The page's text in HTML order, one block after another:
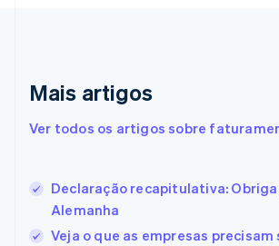
Mais artigos
Ver todos os artigos sobre
Declaração recapitulativa:
Alemanha
Veja o que as empresas precisam
EnglishItaliano
Español English
Estônia
Finlândia
English Svenska